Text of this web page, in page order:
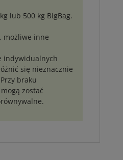
lub 500 kg BigBag.
możliwe inne
indywidualnych
się nieznacznie
braku
zostać